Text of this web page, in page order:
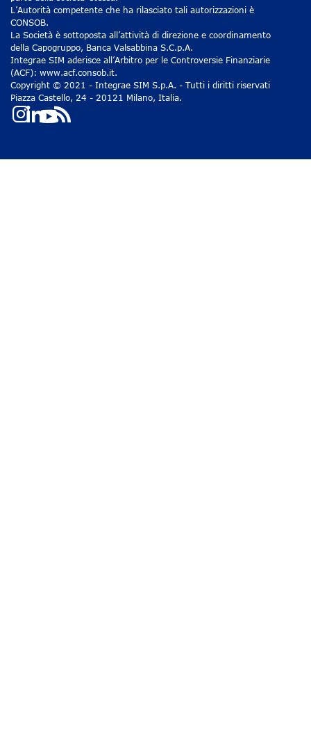
L’Autorità competente che ha rilasciato tali autorizzazioni è
CONSOB.
La Società è sottoposta all’attività di direzione e coordinamento
della Capogruppo, Banca Valsabbina S.C.p.A.
Integrae SIM aderisce all’Arbitro per le Controversie Finanziarie
(ACF): www.acf.consob.it.
Copyright © 2021 - Integrae SIM S.p.A. - Tutti i diritti riservati
Piazza Castello, 24 - 20121 Milano, Italia.